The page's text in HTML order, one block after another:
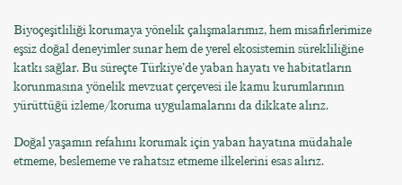
Biyoçeşitliliği korumaya yönelik çalışmalarımız, hem misafirlerimize
eşsiz doğal deneyimler sunar hem de yerel ekosistemin sürekliliğine
katkı sağlar. Bu süreçte Türkiye’de yaban hayatı ve habitatların
korunmasına yönelik mevzuat çerçevesi ile kamu kurumlarının
yürüttüğü izleme/koruma uygulamalarını da dikkate alırız.
Doğal yaşamın refahını korumak için yaban hayatına müdahale
etmeme, beslememe ve rahatsız etmeme ilkelerini esas alırız.